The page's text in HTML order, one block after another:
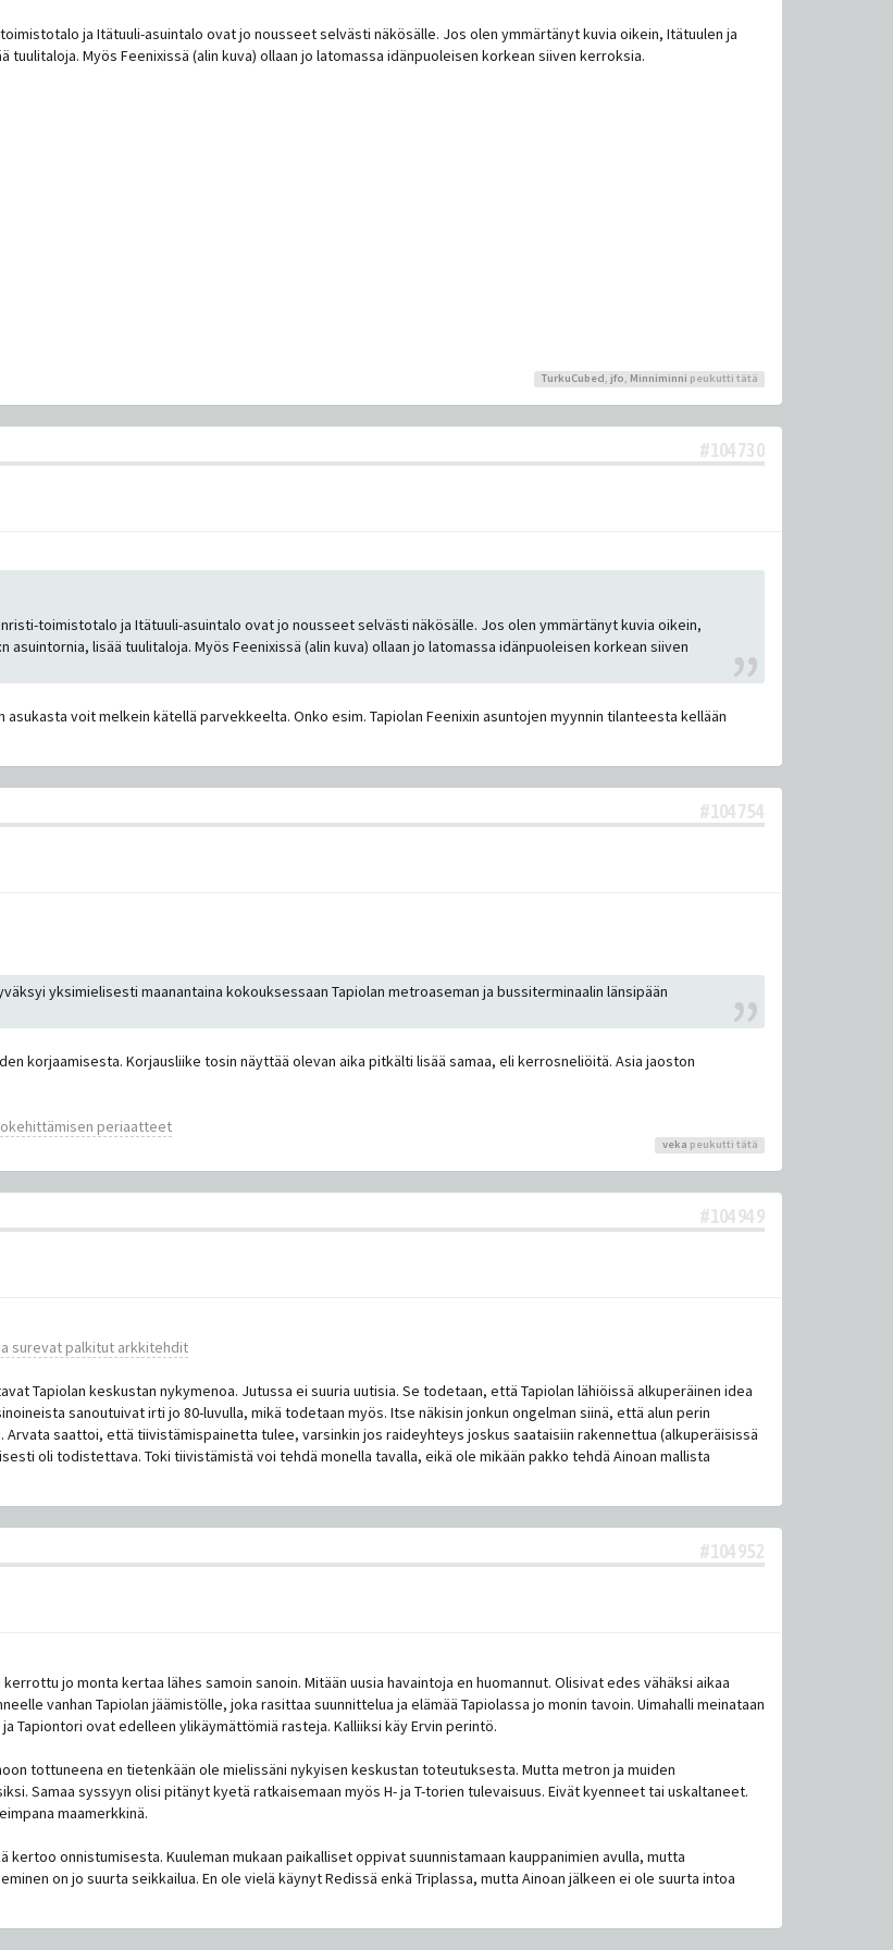
ja Itätuuli-asuintalo ovat jo nousseet selvästi näkösälle. Jos olen ymmärtänyt kuvia oikein, Itätuulen ja
tuulitaloja. Myös Feenixissä (alin kuva) ollaan jo latomassa idänpuoleisen korkean siiven kerroksia.
TurkuCubed, jfo, Minniminni peukutti tätä
#104730
toimistotalo ja Itätuuli-asuintalo ovat jo nousseet selvästi näkösälle. Jos olen ymmärtänyt kuvia oikein,
asuintornia, lisää tuulitaloja. Myös Feenixissä (alin kuva) ollaan jo latomassa idänpuoleisen korkean siiven
voit melkein kätellä parvekkeelta. Onko esim. Tapiolan Feenixin asuntojen myynnin tilanteesta kellään
#104754
yksimielisesti maanantaina kokouksessaan Tapiolan metroaseman ja bussiterminaalin länsipään
korjaamisesta. Korjausliike tosin näyttää olevan aika pitkälti lisää samaa, eli kerrosneliöitä. Asia jaoston
periaatteet
veka peukutti tätä
#104949
surevat palkitut arkki­tehdit
Tapiolan keskustan nykymenoa. Jutussa ei suuria uutisia. Se todetaan, että Tapiolan lähiöissä alkuperäinen idea
sanoutuivat irti jo 80-luvulla, mikä todetaan myös. Itse näkisin jonkun ongelman siinä, että alun perin
Arvata saattoi, että tiivistämispainetta tulee, varsinkin jos raideyhteys joskus saataisiin rakennettua (alkuperäisissä
oli todistettava. Toki tiivistämistä voi tehdä monella tavalla, eikä ole mikään pakko tehdä Ainoan mallista
#104952
jo monta kertaa lähes samoin sanoin. Mitään uusia havaintoja en huomannut. Olisivat edes vähäksi aikaa
vanhan Tapiolan jäämistölle, joka rasittaa suunnittelua ja elämää Tapiolassa jo monin tavoin. Uimahalli meinataan
Tapiontori ovat edelleen ylikäymättömiä rasteja. Kalliiksi käy Ervin perintö.
tottuneena en tietenkään ole mielissäni nykyisen keskustan toteutuksesta. Mutta metron ja muiden
Samaa syssyyn olisi pitänyt kyetä ratkaisemaan myös H- ja T-torien tulevaisuus. Eivät kyenneet tai uskaltaneet.
maamerkkinä.
kertoo onnistumisesta. Kuuleman mukaan paikalliset oppivat suunnistamaan kauppanimien avulla, mutta
on jo suurta seikkailua. En ole vielä käynyt Redissä enkä Triplassa, mutta Ainoan jälkeen ei ole suurta intoa